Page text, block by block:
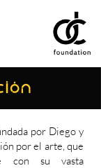
por Diego y
por el arte, que
con su vasta